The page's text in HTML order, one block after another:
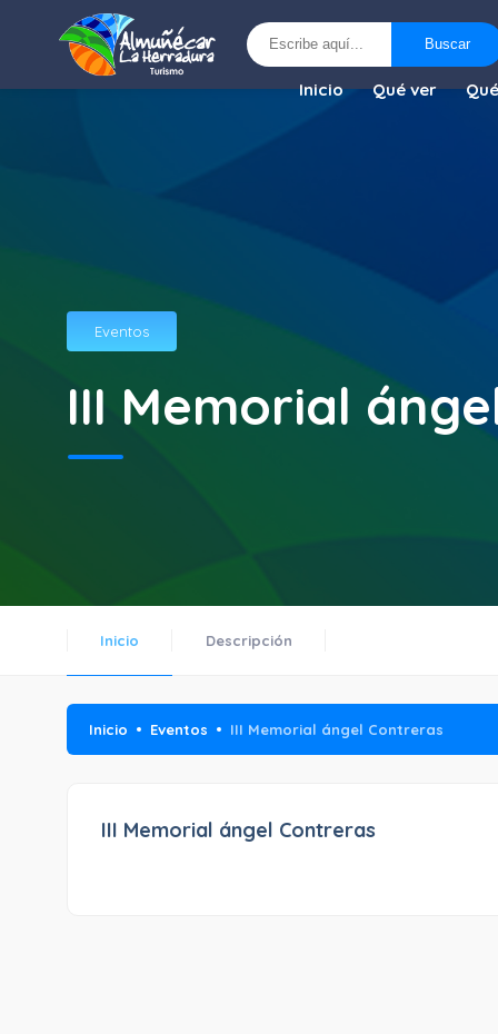
Buscar
Inicio Qué ver
Eventos
III Memorial
Inicio Descripción
Inicio Eventos III Memorial ángel Contreras
III Memorial ángel Contreras